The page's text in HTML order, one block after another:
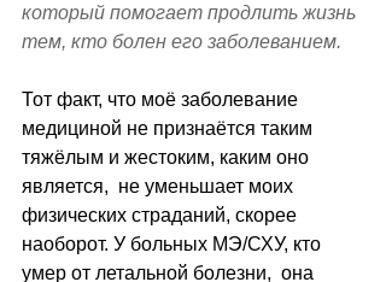
который помогает продлить жизнь
тем, кто болен его заболеванием.
Тот факт, что моё заболевание
медициной не признаётся таким
тяжёлым и жестоким, каким оно
является,  не уменьшает моих
физических страданий, скорее
наоборот. У больных МЭ/СХУ, кто
умер от летальной болезни,  она